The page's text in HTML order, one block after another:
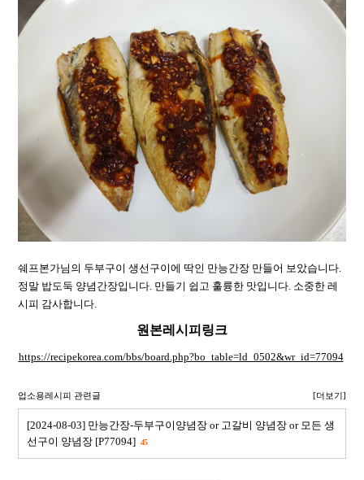
쉐프본가님의 두부구이 생선구이에 딱인 만능간장 만들어 보았습니다.
정말 밥도둑 양념간장입니다. 만들기 쉽고 훌륭한 맛입니다. 소중한 레
시피 감사합니다.
원본레시피링크
https://recipekorea.com/bbs/board.php?bo_table=ld_0502&wr_id=77094
업소용레시피 관련글 [더보기]
[2024-08-03] 만능간장-두부구이양념장 or 고갈비 양념장 or 모든 생
선구이 양념장 [P77094] 45